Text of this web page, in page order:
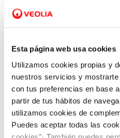
Esta página web usa cookies
Utilizamos cookies propias y
nuestros servicios y
con tus preferencias en base
partir de tus hábitos de
utilizamos cookies de
Puedes aceptar todas las
and punished as such
Code, article 255, so it
This is acrime that affects
put prices upfor all
The water supply
the injured party due to